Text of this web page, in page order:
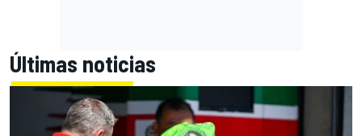
Últimas noticias